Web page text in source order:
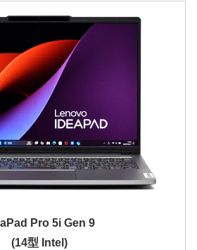
Pro 5i Gen 9
(14型 Intel)